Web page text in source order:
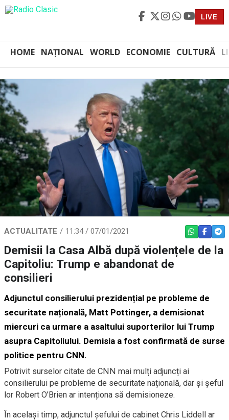
LIVE
HOME NAȚIONAL WORLD ECONOMIE CULTURĂ
ACTUALITATE 11:34 / 07/01/2021 WHATSAPP
Demisii la Casa Albă după violențele de la
Capitoliu: Trump e abandonat de
consilieri
Adjunctul consilierului prezidențial pe probleme de
securitate națională, Matt Pottinger, a demisionat
miercuri ca urmare a asaltului suporterilor lui Trump
asupra Capitoliului. Demisia a fost confirmată de surse
politice pentru CNN.
Potrivit surselor citate de CNN mai mulți adjuncți ai
consilierului pe probleme de securitate națională, dar și șeful
lor Robert O’Brien ar intenționa să demisioneze.
În același timp, adjunctul șefului de cabinet Chris Liddell ar